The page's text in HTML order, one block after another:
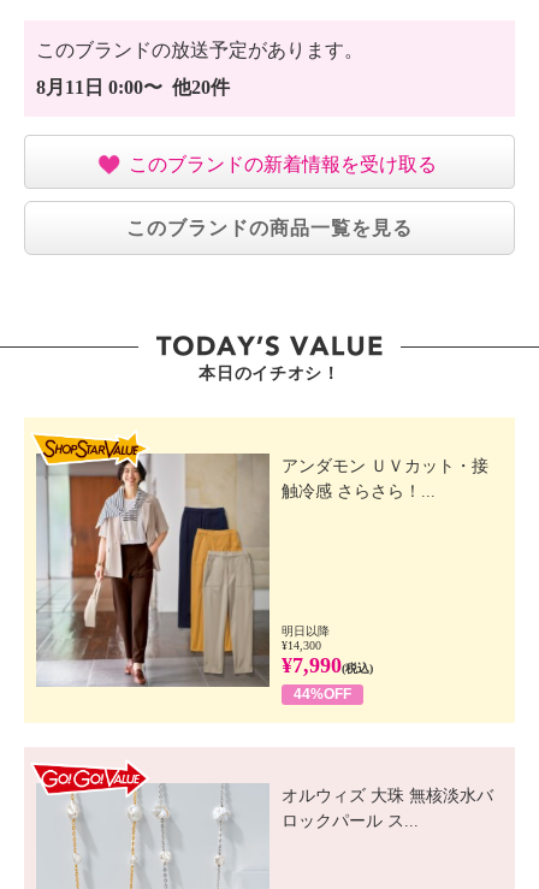
このブランドの放送予定があります。
8月11日 0:00〜 他20件
このブランドの新着情報を受け取る
このブランドの商品一覧を見る
本日のイチオシ！
アンダモン ＵＶカット・接
触冷感 さらさら！...
明日以降
¥14,300
¥7,990(税込)
44%OFF
オルウィズ 大珠 無核淡水バ
ロックパール ス...